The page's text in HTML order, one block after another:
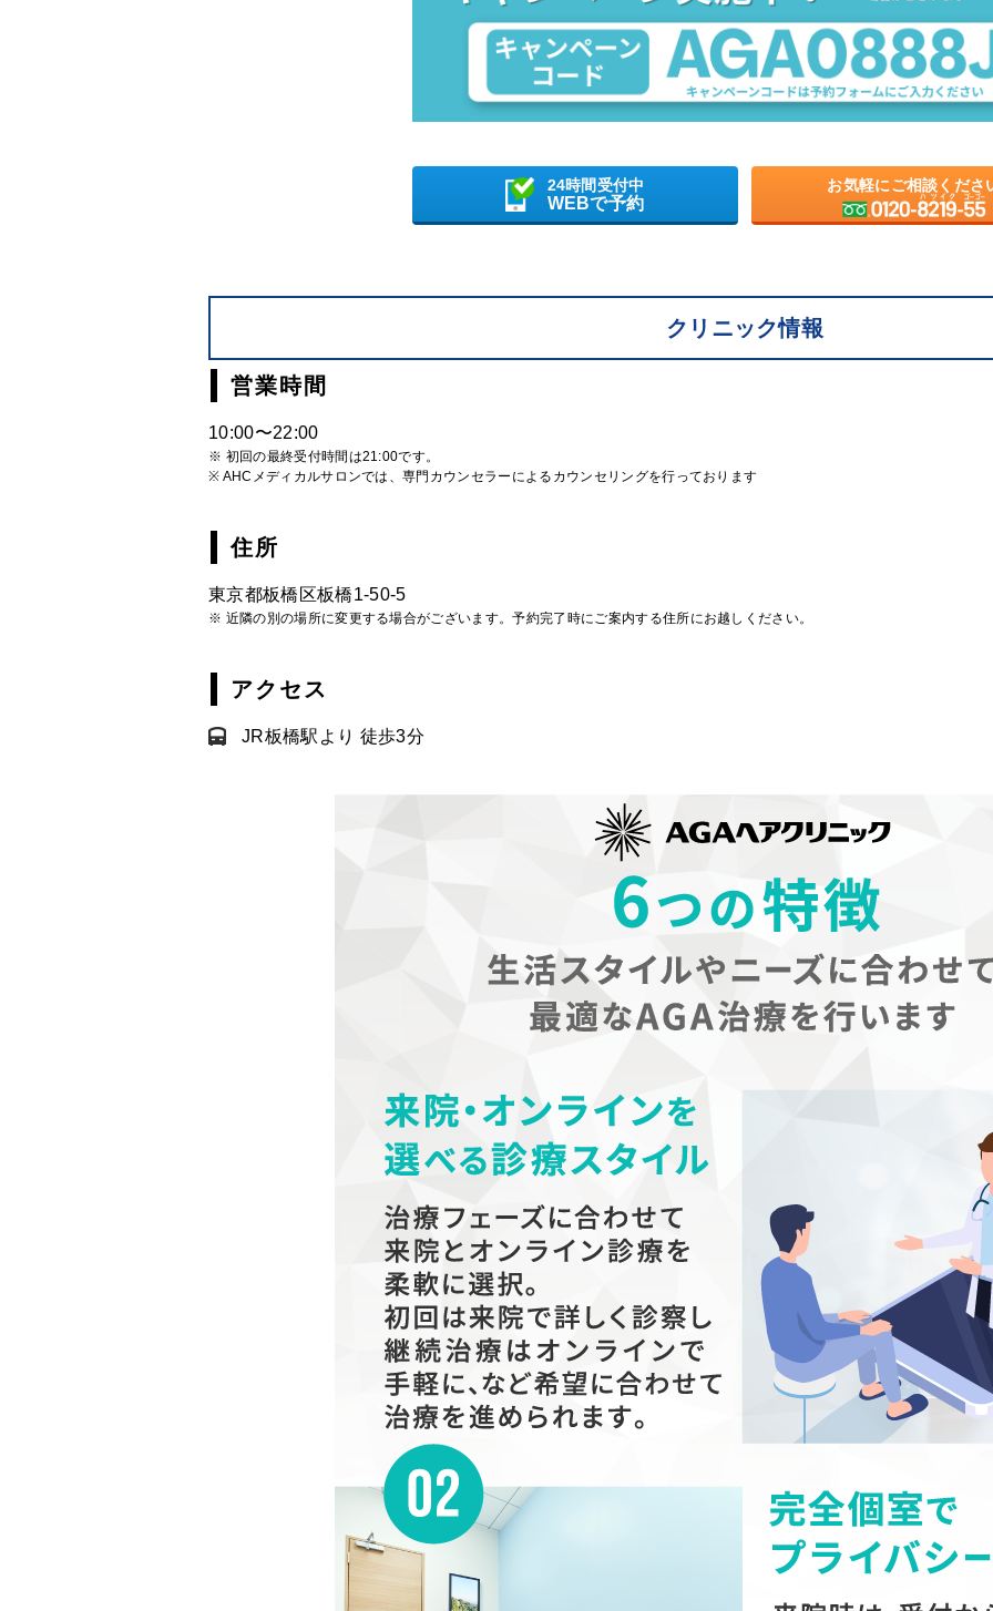
24時間受付中
WEBで予約
お気軽にご相談くださ
クリニック情報
営業時間
10:00〜22:00
※ 初回の最終受付時間は21:00です。
※ AHCメディカルサロンでは、専門カウンセラーによるカウンセリングを行っております
住所
東京都板橋区板橋1-50-5
※ 近隣の別の場所に変更する場合がございます。予約完了時にご案内する住所にお越しください。
アクセス
JR板橋駅より 徒歩3分